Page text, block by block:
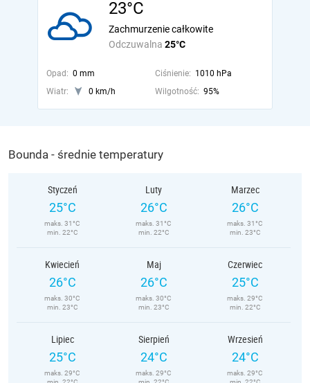
23°C
Odczuwalna 25°C
Zachmurzenie całkowite
Opad: 0 mm Ciśnienie: 1010 hPa
Wiatr:
0 km/h Wilgotność: 95%
Bounda - średnie temperatury
Styczeń
25°C
maks. 31°C
min. 22°C
Luty
26°C
maks. 31°C
min. 22°C
Marzec
26°C
maks. 31°C
min. 23°C
Kwiecień
26°C
maks. 30°C
min. 23°C
Maj
26°C
maks. 30°C
min. 23°C
Czerwiec
25°C
maks. 29°C
min. 22°C
Lipiec
25°C
maks. 29°C
Sierpień
24°C
maks. 29°C
Wrzesień
24°C
maks. 29°C